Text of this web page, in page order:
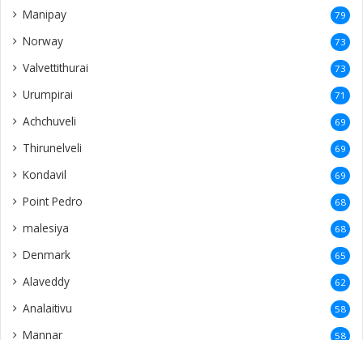
Manipay 79
Norway 73
Valvettithurai 73
Urumpirai 71
Achchuveli 69
Thirunelveli 69
Kondavil 69
Point Pedro 68
malesiya 68
Denmark 65
Alaveddy 62
Analaitivu 58
Mannar 58